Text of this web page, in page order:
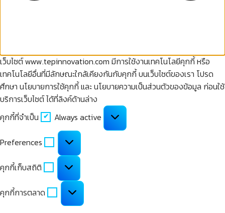
เว็บไซต์ www.tepinnovation.com มีการใช้งานเทคโนโลยีคุกกี้ หรือ
เทคโนโลยีอื่นที่มีลักษณะใกล้เคียงกันกับคุกกี้ บนเว็บไซต์ของเรา โปรด
ศึกษา นโยบายการใช้คุกกี้ และ นโยบายความเป็นส่วนตัวของข้อมูล ก่อนใช้
บริการเว็บไซต์ ได้ที่ลิงค์ด้านล่าง
คุกกี้ที่จำเป็น
ที่
จำเป็น
Always active
Preferences Preferences
คุกกี้เก็บสถิติ
คุกกี้
เก็บ
สถิติ
คุกกี้การตลาด
คุกกี้
การ